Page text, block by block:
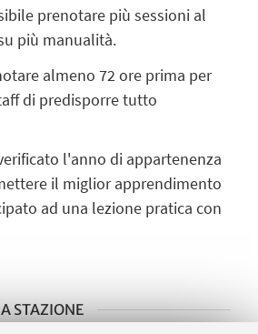
prenotare più sessioni al
più manualità.
almeno 72 ore prima per
di predisporre tutto
l'anno di appartenenza
il miglior apprendimento
ad una lezione pratica con
STAZIONE